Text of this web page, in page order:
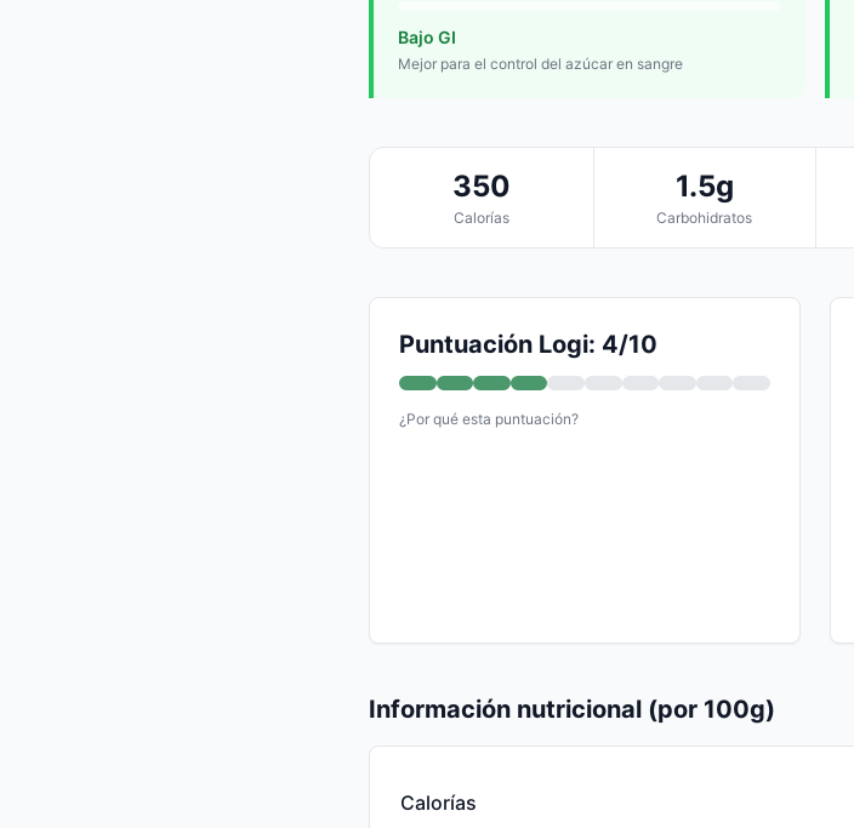
Bajo GI
Mejor para el control del azúcar en sangre
350
Calorías
1.5g
Carbohidratos
Puntuación Logi: 4/10
¿Por qué esta puntuación?
Información nutricional (por 100g)
Calorías